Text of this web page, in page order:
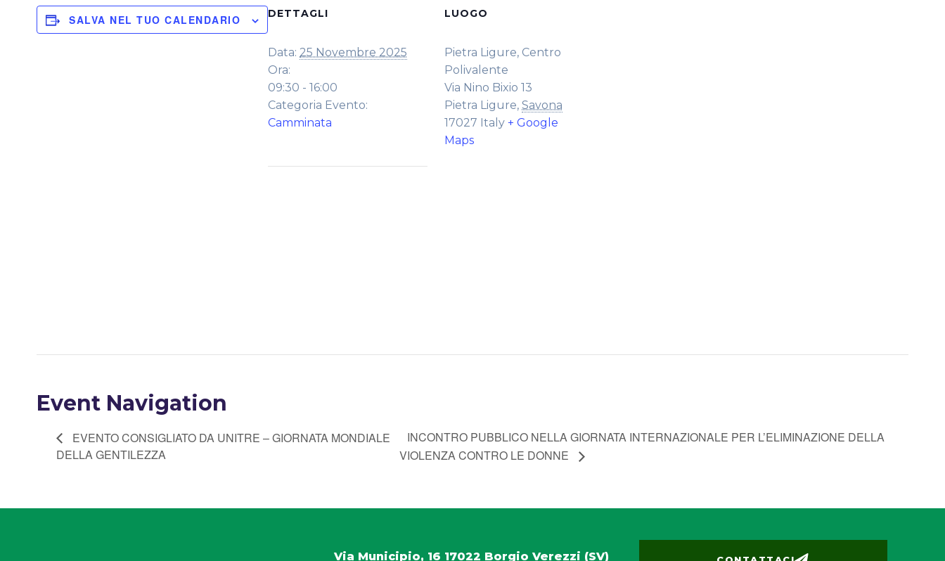
SALVA NEL TUO CALENDARIO DETTAGLI
Data: 25 Novembre 2025
Ora:
09:30 - 16:00
Categoria Evento:
Camminata
LUOGO
Pietra Ligure, Centro
Polivalente
Via Nino Bixio 13
Pietra Ligure, Savona
17027 Italy + Google
Maps
Event Navigation
EVENTO CONSIGLIATO DA UNITRE – GIORNATA MONDIALE
DELLA GENTILEZZA
INCONTRO PUBBLICO NELLA GIORNATA INTERNAZIONALE PER L’ELIMINAZIONE DELLA
VIOLENZA CONTRO LE DONNE
Via Municipio, 16 17022 Borgio Verezzi (SV)